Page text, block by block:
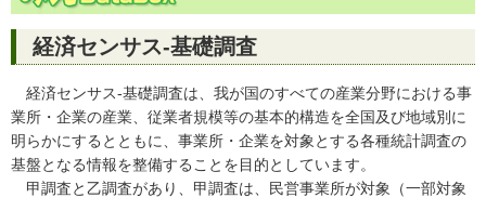
経済センサス-基礎調査
経済センサス‐基礎調査は、我が国のすべての産業分野における事
業所・企業の産業、従業者規模等の基本的構造を全国及び地域別に
明らかにするとともに、事業所・企業を対象とする各種統計調査の
基盤となる情報を整備することを目的としています。
甲調査と乙調査があり、甲調査は、民営事業所が対象（一部対象